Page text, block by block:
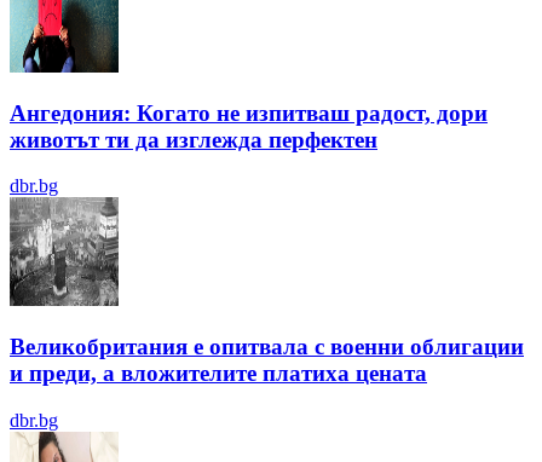
Ангедония: Когато не изпитваш радост, дори
животът ти да изглежда перфектен
dbr.bg
Великобритания е опитвала с военни облигации
и преди, а вложителите платиха цената
dbr.bg